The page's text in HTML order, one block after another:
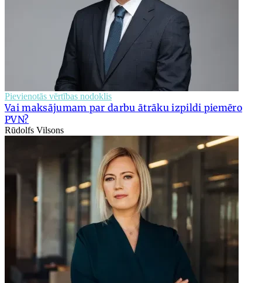
Pievienotās vērtības nodoklis
Vai maksājumam par darbu ātrāku izpildi piemēro
PVN?
Rūdolfs Vilsons